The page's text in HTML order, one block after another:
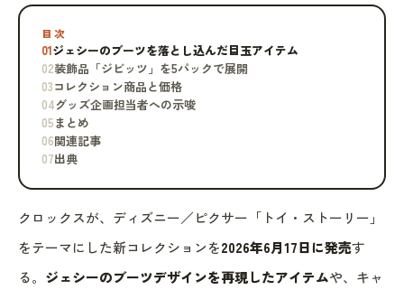
クロックスが、ディズニー／ピクサー「トイ・ストーリー」
をテーマにした新コレクションを2026年6月17日に発売す
る。 ジェシーのブーツデザインを再現したアイテムや、キャ
目次
01ジェシーのブーツを落とし込んだ目玉アイテム
02装飾品「ジビッツ」を5パックで展開
03コレクション商品と価格
04グッズ企画担当者への示唆
05まとめ
06関連記事
07出典